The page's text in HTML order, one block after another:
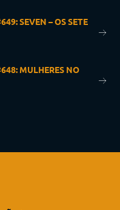
SEVEN – OS SETE
MULHERES NO